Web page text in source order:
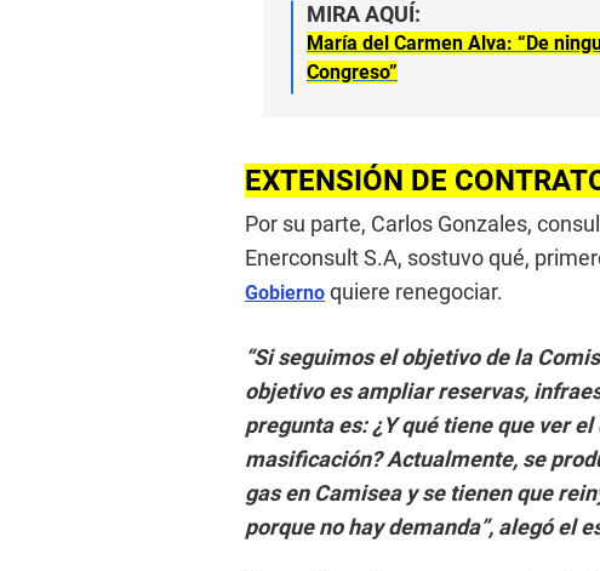
MIRA AQUÍ:
María del Carmen Alva: “De
Congreso”
EXTENSIÓN DE
Por su parte, Carlos Gonzales,
Enerconsult S.A, sostuvo qué,
Gobierno quiere renegociar.
“Si seguimos el objetivo de la
objetivo es ampliar reservas,
pregunta es: ¿Y qué tiene que ver
masificación? Actualmente, se
gas en Camisea y se tienen que
porque no hay demanda”, alegó el